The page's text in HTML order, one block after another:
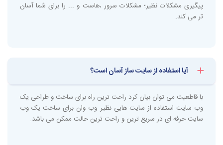
و چندین افزونه دیگر خریداری شود. در حالی که اگر سایت ساز را خریداری
نمایید دیگر با هزینه های این چنینی روبرو نخواهید شد. علاوه بر تمامی این
عدم نیاز به آمادگی
اگر برای راه اندازی یک وب سایت آمادگی خاصی ندارید و همیشه از ترس
نتوانستن شروع به کار نکرده اید انتخاب سایت ساز یک انتخاب ویژه برای شما
می باشد.
پیگیری مشکلات نظیر؛ مشکلات سرور ،هاست و ... را برای شما آسان
تر می کند.
آیا استفاده از سایت ساز آسان است؟
با قاطعیت می توان بیان کرد راحت ترین راه برای ساخت و طراحی یک
وب سایت استفاده از سایت هایی نظیر وب وان برای ساخت یک وب
سایت حرفه ای در سریع ترین و راحت ترین حالت ممکن می باشد.